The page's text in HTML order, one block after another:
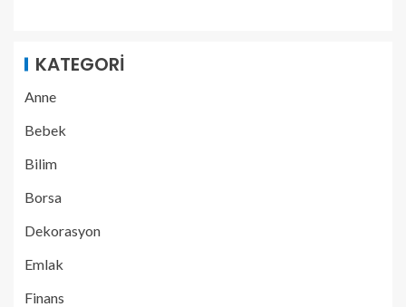
KATEGORI
Anne
Bebek
Bilim
Borsa
Dekorasyon
Emlak
Finans